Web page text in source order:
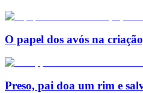
O papel dos avós na
Preso, pai doa um rim e